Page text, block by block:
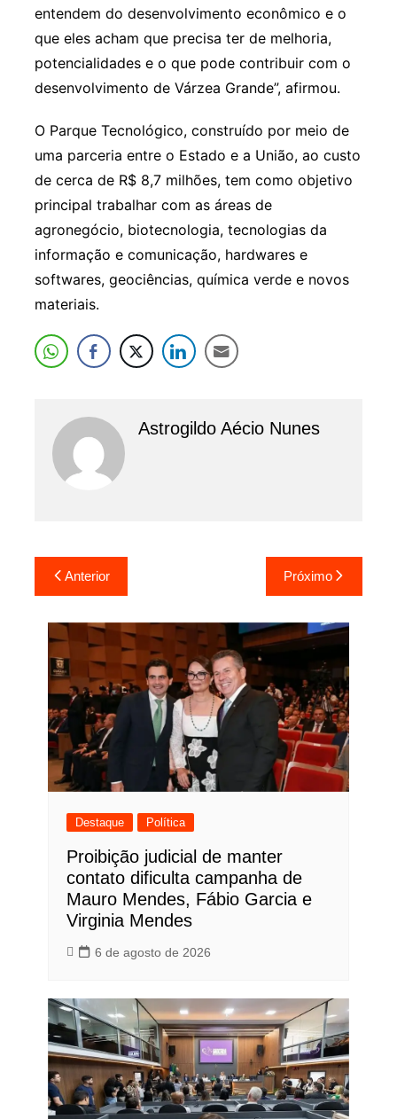
entendem do desenvolvimento econômico e o
que eles acham que precisa ter de melhoria,
potencialidades e o que pode contribuir com o
desenvolvimento de Várzea Grande”, afirmou.
O Parque Tecnológico, construído por meio de
uma parceria entre o Estado e a União, ao custo
de cerca de R$ 8,7 milhões, tem como objetivo
principal trabalhar com as áreas de
agronegócio, biotecnologia, tecnologias da
informação e comunicação, hardwares e
softwares, geociências, química verde e novos
materiais.
Astrogildo Aécio Nunes
Navegação
de
Post
Anterior Próximo
Destaque Política
Proibição judicial de manter
contato dificulta campanha de
Mauro Mendes, Fábio Garcia e
Virginia Mendes
6 de agosto de 2026